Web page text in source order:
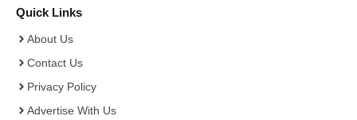
Quick Links
About Us
Contact Us
Privacy Policy
Advertise With Us